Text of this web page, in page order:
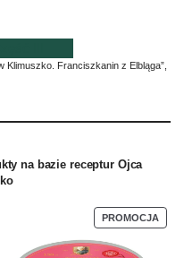
Klimuszko. Franciszkanin z Elbląga”,
na bazie receptur Ojca
PROMOCJA